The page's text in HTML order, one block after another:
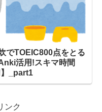
でTOEIC800点をとる
Anki活用!スキマ時間
_part1
ンク